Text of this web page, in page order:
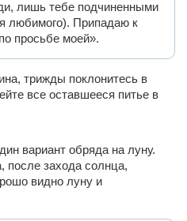
лишь тебе подчиненными
любимого). Припадаю к
просьбе моей».
трижды поклонитесь в
все оставшееся питье в
вариант обряда на луну.
после захода солнца,
видно луну и